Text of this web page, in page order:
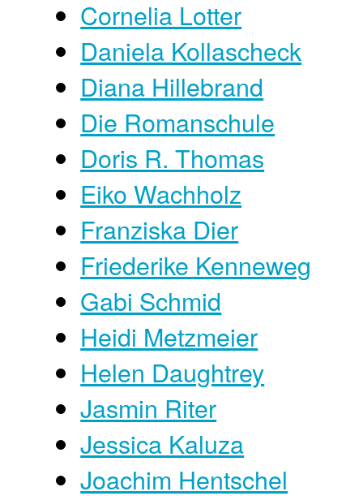
Cornelia Lotter
Daniela Kollascheck
Diana Hillebrand
Die Romanschule
Doris R. Thomas
Eiko Wachholz
Franziska Dier
Friederike Kenneweg
Gabi Schmid
Heidi Metzmeier
Helen Daughtrey
Jasmin Riter
Jessica Kaluza
Joachim Hentschel